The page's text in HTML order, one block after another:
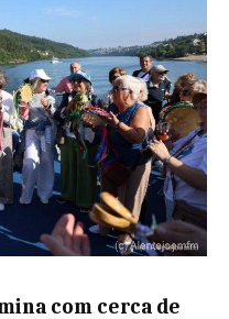
com cerca de